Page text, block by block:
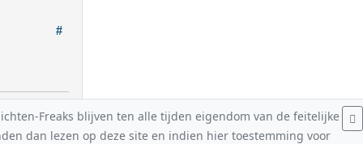
Freaks blijven ten alle tijden eigendom van de feitelijke
dan lezen op deze site en indien hier toestemming voor